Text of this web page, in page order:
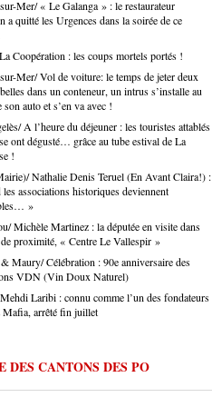
c’est toute une vie de territoire qui se
Alors oui, on se bat pour eux, on les
des collectivités, des institutions, du
Et on ne fait pas ça mollement. »
: justement, est-ce que les artisans
une période difficile en ce moment ? -
: « Comme partout en France, les
en hausse, coût des matières premières,
de recrutement, concurrence déloyale…
un département comme le nôtre, qui
des fragilités socio-économiques bien
ces difficultés sont souvent amplifiées.
d’achat des ménages qui se contracte,
directement les artisans. Mais je ne
verser dans le catastrophisme : il y a
de créations, beaucoup
beaucoup de jeunes qui choisissent
de fond est là. » Ouillade.eu : vous
recrutement. On entend souvent que
en tension très forte — le bâtiment,
avec Argelès-sur-Mer. Une confusion
faite par les touristes… et
journalistes parisiens. Sans oublier,
les chauffeurs de taxi parisiens.
Mer/ « Le Galanga » : le restaurateur
a quitté les Urgences dans la soirée de ce
Coopération : les coups mortels portés !
Mer/ Vol de voiture: le temps de jeter deux
dans un conteneur, un intrus s’installe au
son auto et s’en va avec !
A l’heure du déjeuner : les touristes attablés
ont dégusté… grâce au tube estival de La
!
Nathalie Denis Teruel (En Avant Claira!) :
associations historiques deviennent
»
Michèle Martinez : la députée en visite dans
proximité, « Centre Le Vallespir »
Maury/ Célébration : 90e anniversaire des
VDN (Vin Doux Naturel)
Laribi : connu comme l’un des fondateurs
Mafia, arrêté fin juillet
DES CANTONS DES PO